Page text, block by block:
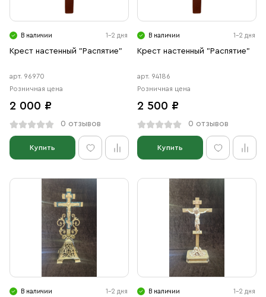
В наличии 1-2 дня
Крест настенный "Распятие"
арт. 96970
Розничная цена
2 000 ₽
0 отзывов
Купить
В наличии 1-2 дня
Крест настенный "Распятие"
арт. 94186
Розничная цена
2 500 ₽
0 отзывов
Купить
В наличии 1-2 дня В наличии 1-2 дня